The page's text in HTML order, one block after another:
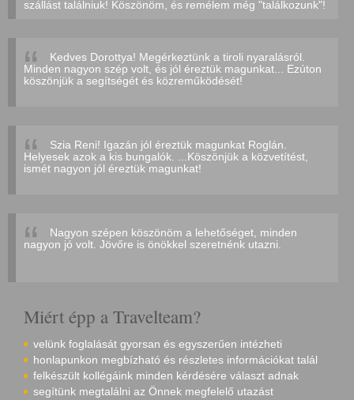
szállást találniuk! Köszönöm, és remélem még "találkozunk"!
Kedves Dorottya! Megérkeztünk a tiroli nyaralásról.
Minden nagyon szép volt, és jól éreztük magunkat... Ezúton
köszönjük a segítségét és közreműködését!
Szia Reni! Igazán jól éreztük magunkat Roglán.
Helyesek azok a kis bungalók. ...Köszönjük a közvetítést,
ismét nagyon jól éreztük magunkat!
Nagyon szépen köszönöm a lehetőséget, minden
nagyon jó volt. Jövőre is önökkel szeretnénk utazni.
Miért épp a Travelteam?
velünk foglalását gyorsan és egyszerűen intézheti
honlapunkon megbízható és részletes információkat talál
felkészült kollégáink minden kérdésére választ adnak
segítünk megtalálni az Önnek megfelelő utazást